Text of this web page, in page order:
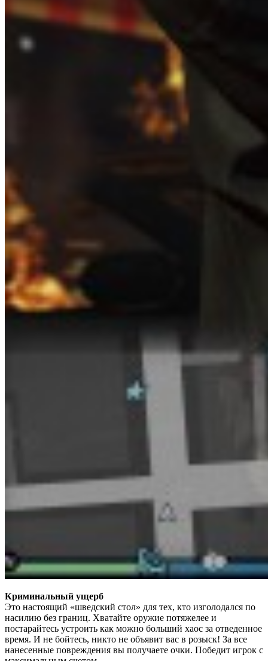
Криминальный ущерб
Это настоящий «шведский стол» для тех, кто изголодался по
насилию без границ. Хватайте оружие потяжелее и
постарайтесь устроить как можно больший хаос за отведенное
время. И не бойтесь, никто не объявит вас в розыск! За все
нанесенные повреждения вы получаете очки. Победит игрок с